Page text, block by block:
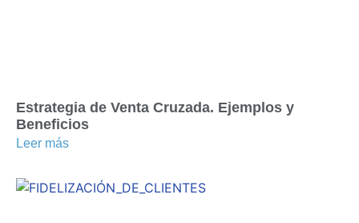
Estrategia de Venta Cruzada. Ejemplos y
Beneficios
Leer más